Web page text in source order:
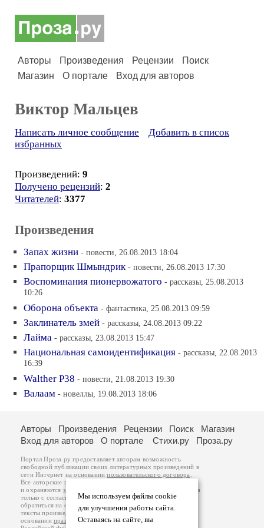
Авторы Произведения Рецензии
Поиск
Магазин
О портале Вход для авторов
Виктор Мальцев
Написать личное сообщение
Добавить в список
избранных
Произведений: 9
Получено рецензий: 2
Читателей: 3377
Произведения
Запах жизни - повести, 26.08.2013 18:04
Прапорщик Шмындрик - повести, 26.08.2013 17:30
Воспоминания пионервожатого - рассказы, 25.08.2013
10:26
Оборона объекта - фантастика, 25.08.2013 09:59
Заклинатель змей - рассказы, 24.08.2013 09:22
Лайма - рассказы, 23.08.2013 15:47
Национальная самоидентификация - рассказы, 22.08.2013
16:39
Walther P38 - повести, 21.08.2013 19:30
Валаам - новеллы, 19.08.2013 18:06
Мы используем файлы cookie
для улучшения работы сайта.
Оставаясь на сайте, вы
Авторы Произведения Рецензии Поиск
Магазин
Вход для авторов
О портале Стихи.ру Проза.ру
Портал Проза.ру предоставляет авторам возможность
свободной публикации своих литературных произведений в
сети Интернет на основаниипользовательского договора
Все авторские права на произведения принадлежат авторам
и охраняются законом
. Перепечатка произведений возможна
только с согласия его автора, к которому вы можете
обратиться на его авторской странице. Ответственность за
тексты произведений авторы несут самостоятельно на
основанииправил публикацииизаконодательства